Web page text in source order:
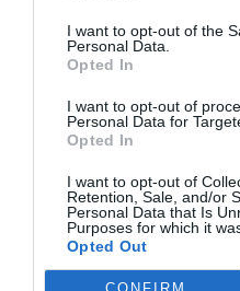
I want to opt-out of the
Personal Data.
Opted In
I want to opt-out of
Personal Data for
Opted In
I want to opt-out of
Retention, Sale, and/or
Personal Data that Is
Purposes for which it
Opted Out
durant 24 hores
personals i una
per estudiar.
diferents dins del
telefonia en carretera
de fer teletreball si
implementada primer